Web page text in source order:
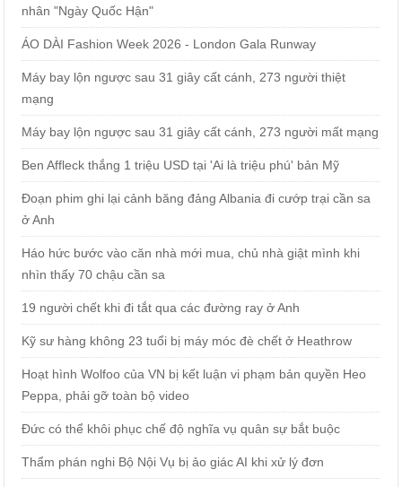
nhân "Ngày Quốc Hận"
ÁO DÀI Fashion Week 2026 - London Gala Runway
Máy bay lộn ngược sau 31 giây cất cánh, 273 người thiệt
mạng
Máy bay lộn ngược sau 31 giây cất cánh, 273 người mất mạng
Ben Affleck thắng 1 triệu USD tại 'Ai là triệu phú' bản Mỹ
Đoạn phim ghi lại cảnh băng đảng Albania đi cướp trại cần sa
ở Anh
Háo hức bước vào căn nhà mới mua, chủ nhà giật mình khi
nhìn thấy 70 chậu cần sa
19 người chết khi đi tắt qua các đường ray ở Anh
Kỹ sư hàng không 23 tuổi bị máy móc đè chết ở Heathrow
Hoạt hình Wolfoo của VN bị kết luận vi phạm bản quyền Heo
Peppa, phải gỡ toàn bộ video
Đức có thể khôi phục chế độ nghĩa vụ quân sự bắt buộc
Thẩm phán nghi Bộ Nội Vụ bị ảo giác AI khi xử lý đơn